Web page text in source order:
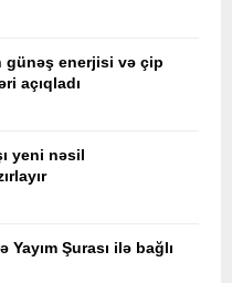
günəş enerjisi və çip
açıqladı
yeni nəsil
Şurası ilə bağlı